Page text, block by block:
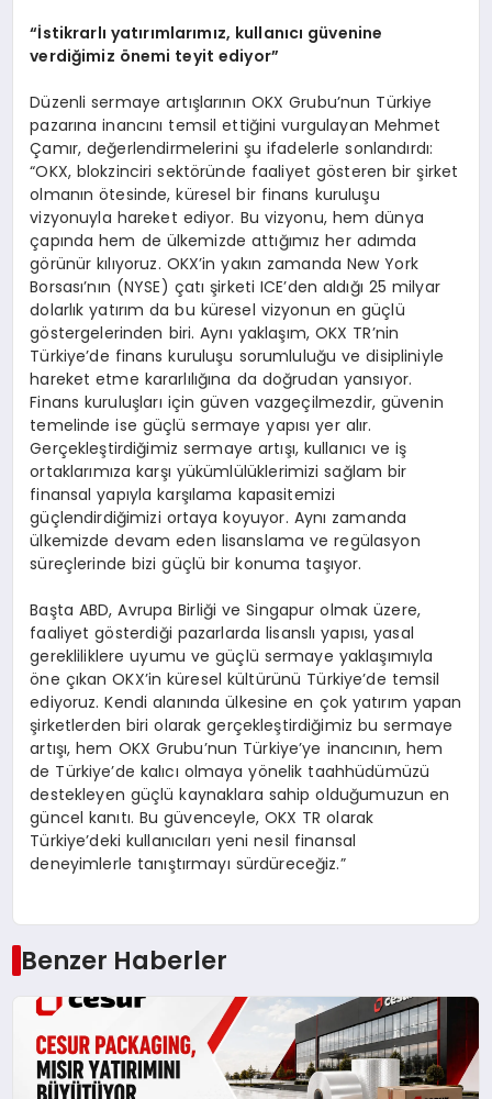
“İstikrarlı yatırımlarımız, kullanıcı güvenine
verdiğimiz önemi teyit ediyor”
Düzenli sermaye artışlarının OKX Grubu’nun Türkiye
pazarına inancını temsil ettiğini vurgulayan Mehmet
Çamır, değerlendirmelerini şu ifadelerle sonlandırdı:
“OKX, blokzinciri sektöründe faaliyet gösteren bir şirket
olmanın ötesinde, küresel bir finans kuruluşu
vizyonuyla hareket ediyor. Bu vizyonu, hem dünya
çapında hem de ülkemizde attığımız her adımda
görünür kılıyoruz. OKX’in yakın zamanda New York
Borsası’nın (NYSE) çatı şirketi ICE’den aldığı 25 milyar
dolarlık yatırım da bu küresel vizyonun en güçlü
göstergelerinden biri. Aynı yaklaşım, OKX TR’nin
Türkiye’de finans kuruluşu sorumluluğu ve disipliniyle
hareket etme kararlılığına da doğrudan yansıyor.
Finans kuruluşları için güven vazgeçilmezdir, güvenin
temelinde ise güçlü sermaye yapısı yer alır.
Gerçekleştirdiğimiz sermaye artışı, kullanıcı ve iş
ortaklarımıza karşı yükümlülüklerimizi sağlam bir
finansal yapıyla karşılama kapasitemizi
güçlendirdiğimizi ortaya koyuyor. Aynı zamanda
ülkemizde devam eden lisanslama ve regülasyon
süreçlerinde bizi güçlü bir konuma taşıyor.
Başta ABD, Avrupa Birliği ve Singapur olmak üzere,
faaliyet gösterdiği pazarlarda lisanslı yapısı, yasal
gerekliliklere uyumu ve güçlü sermaye yaklaşımıyla
öne çıkan OKX’in küresel kültürünü Türkiye’de temsil
ediyoruz. Kendi alanında ülkesine en çok yatırım yapan
şirketlerden biri olarak gerçekleştirdiğimiz bu sermaye
artışı, hem OKX Grubu’nun Türkiye’ye inancının, hem
de Türkiye’de kalıcı olmaya yönelik taahhüdümüzü
destekleyen güçlü kaynaklara sahip olduğumuzun en
güncel kanıtı. Bu güvenceyle, OKX TR olarak
Türkiye’deki kullanıcıları yeni nesil finansal
deneyimlerle tanıştırmayı sürdüreceğiz.”
Benzer Haberler